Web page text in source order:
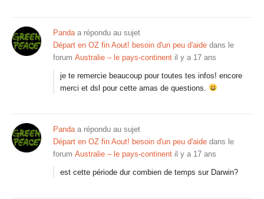
Pandaa répondu au sujet
Départ en OZ fin Aout! besoin d'un peu d'aide dans le
forum Australie – le pays-continent il y a 17 ans
je te remercie beaucoup pour toutes tes infos! encore
merci et dsl pour cette amas de questions.
Pandaa répondu au sujet
Départ en OZ fin Aout! besoin d'un peu d'aide dans le
forum Australie – le pays-continent il y a 17 ans
est cette période dur combien de temps sur Darwin?